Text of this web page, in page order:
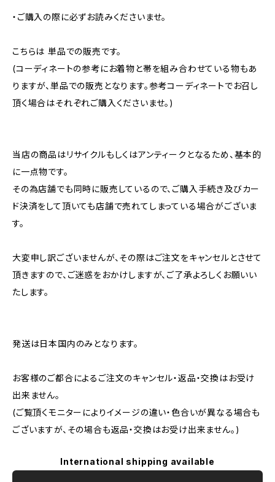
・ご購入の際に必ずお読みくださいませ。
こちらは 単品での販売です。
(コーディネートの参考にお着物と帯を組み合わせている物もあ
りますが、単品での販売となります。参考コーディネートでお召し
頂く場合はそれぞれご購入くださいませ。)
当店の商品はリサイクルもしくはアンティークとなるため、基本的
に一点物です。
その為店舗でも同時に販売しているので、ご購入手続き及びカー
ド決済をして頂いても店舗で売れてしまっている場合がございま
す。
大変申し訳ございませんが、その際はご注文をキャンセルとさせて
頂きますので、ご迷惑をおかけしますが、ご了承よろしくお願いい
たします。
発送は日本国内のみとなります。
お客様のご都合によるご注文のキャンセル・返品・交換はお受け
出来ません。
(ご覧頂くモニターによりイメージの違い・色合いが異なる場合も
ございますが、その場合も返品・交換はお受け出来ません。)
International shipping available